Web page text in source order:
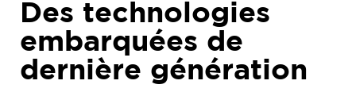
Des technologies
embarquées de
dernière génération